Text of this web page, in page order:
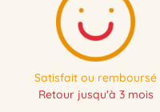
Satisfait ou remboursé
Retour jusqu'à 3 mois